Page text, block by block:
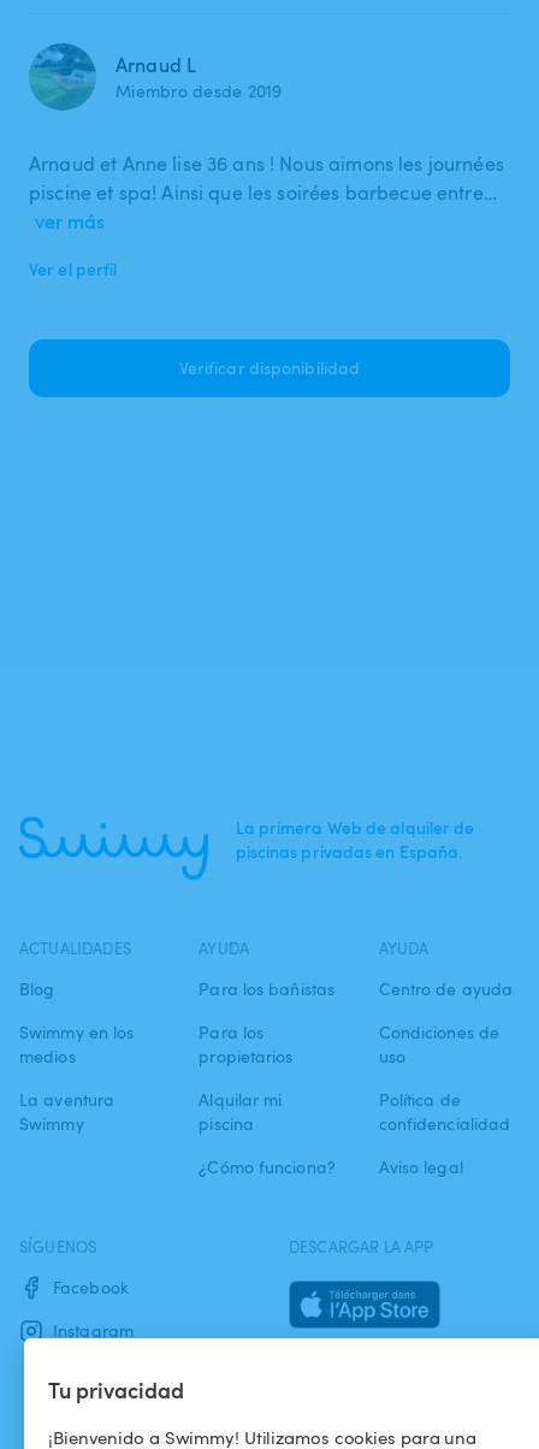
Tu privacidad
¡Bienvenido a Swimmy! Utilizamos cookies para una
Arnaud L
Miembro desde 2019
Arnaud et Anne lise 36 ans ! Nous aimons les journées
piscine et spa! Ainsi que les soirées barbecue entre…
ver más
Ver el perfil
Verificar disponibilidad
La primera Web de alquiler de
piscinas privadas en España.
ACTUALIDADES
Blog
Swimmy en los
medios
La aventura
Swimmy
AYUDA
Para los bañistas
Para los
propietarios
Alquilar mi
piscina
¿Cómo funciona?
AYUDA
Centro de ayuda
Condiciones de
uso
Política de
confidencialidad
Aviso legal
SÍGUENOS
Facebook
Instagram
DESCARGAR LA APP